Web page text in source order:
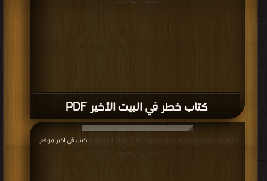
كتاب خطر في البيت الأخير PDF
قراءة و تحميل كتاب كتاب كلب الموت PDF مجانا | مكتبة > كتب في اكبر موقع
التحميل : مرة/مرات